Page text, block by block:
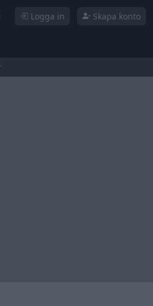
Logga in Skapa konto